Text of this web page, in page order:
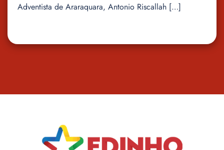
Adventista de Araraquara, Antonio Riscallah […]